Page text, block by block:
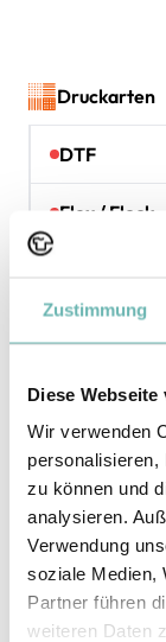
Zustimmung
Diese
Wir verwenden
personalisieren,
zu können und
analysieren.
Verwendung
soziale Medien,
Partner führen
weiteren Daten
Druckarten
DTF
Flex / Flock
Maßtabelle
* Die Maße sind
angegeben.
Toleranz.
Größe